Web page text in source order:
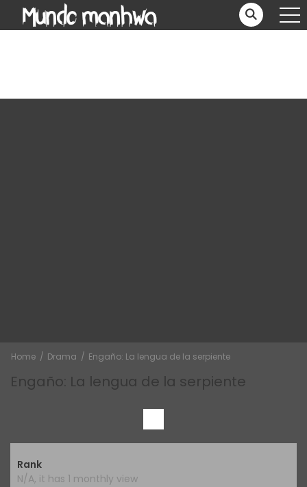
Home Drama Engaño: La lengua de la serpiente
Engaño: La lengua de la serpiente
Rank
N/A, it has 1 monthly view